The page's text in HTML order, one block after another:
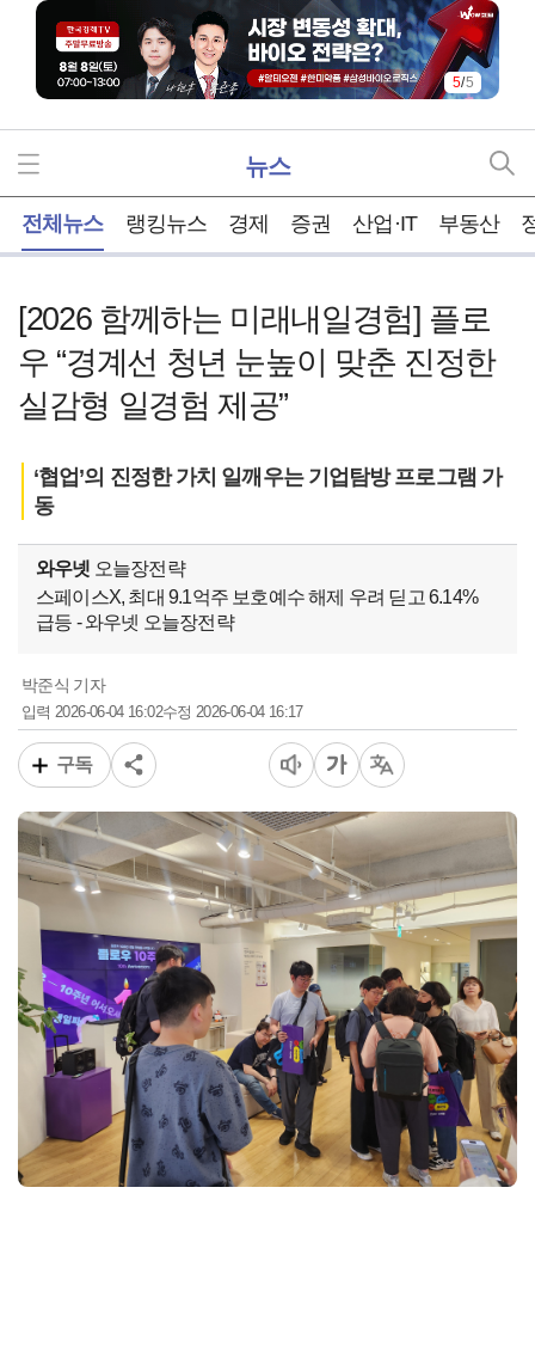
5/5
뉴스
전체뉴스 랭킹뉴스 경제 증권 산업·IT 부동산
[2026 함께하는 미래내일경험] 플로
우 “경계선 청년 눈높이 맞춘 진정한
실감형 일경험 제공”
‘협업’의 진정한 가치 일깨우는 기업탐방 프로그램 가
동
와우넷 오늘장전략
스페이스X, 최대 9.1억주 보호예수 해제 우려 딛고 6.14%
급등 - 와우넷 오늘장전략
박준식 기자
입력2026-06-04 16:02수정 2026-06-04 16:17
구독